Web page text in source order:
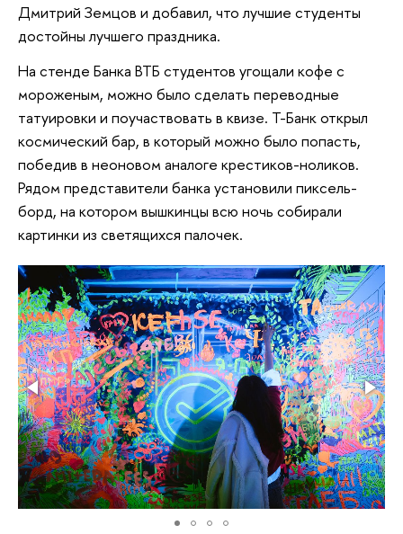
Дмитрий Земцов и добавил, что лучшие студенты
достойны лучшего праздника.
На стенде Банка ВТБ студентов угощали кофе с
мороженым, можно было сделать переводные
татуировки и поучаствовать в квизе. Т-Банк открыл
космический бар, в который можно было попасть,
победив в неоновом аналоге крестиков-ноликов.
Рядом представители банка установили пиксель-
борд, на котором вышкинцы всю ночь собирали
картинки из светящихся палочек.